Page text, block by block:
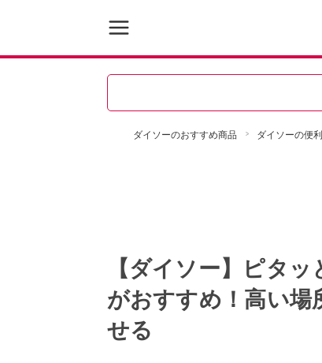
ダイソーのおすすめ商品 ダイソーの便
【ダイソー】ピタ
がおすすめ！高い場
せる